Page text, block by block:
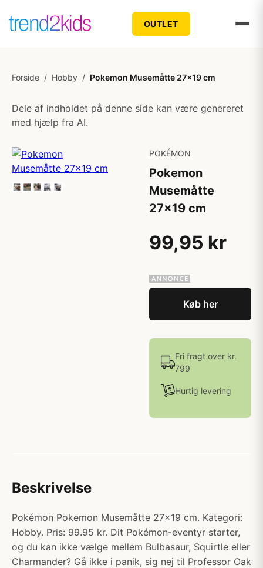
OUTLET
Forside / Hobby / Pokemon Musemåtte 27x19 cm
Dele af indholdet på denne side kan være genereret
med hjælp fra AI.
POKÉMON
Pokemon
Musemåtte
27x19 cm
99,95 kr
Køb her
Fri fragt over kr.
799
Hurtig levering
Beskrivelse
Pokémon Pokemon Musemåtte 27x19 cm. Kategori:
Hobby. Pris: 99.95 kr. Dit Pokémon-eventyr starter,
og du kan ikke vælge mellem Bulbasaur, Squirtle eller
Charmander? Gå ikke i panik, sig nej til Professor Oak